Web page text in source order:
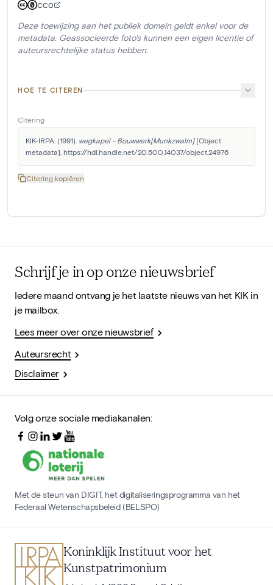
CC0
Deze toewijzing aan het publiek domein geldt enkel voor de
metadata. Geassocieerde foto's kunnen een eigen licentie of
auteursrechtelijke status hebben.
HOE TE CITEREN
Citering
KIK-IRPA. (1991). wegkapel - Bouwwerk[Munkzwalm] [Object
metadata]. https://hdl.handle.net/20.500.14037/object.24976
Citering kopiëren
Schrijf je in op onze nieuwsbrief
Iedere maand ontvang je het laatste nieuws van het KIK in
je mailbox.
Lees meer over onze nieuwsbrief
Auteursrecht
Disclaimer
Volg onze sociale mediakanalen:
Met de steun van DIGIT, het digitaliseringsprogramma van het
Federaal Wetenschapsbeleid (BELSPO)
Koninklijk Instituut voor het
Kunstpatrimonium